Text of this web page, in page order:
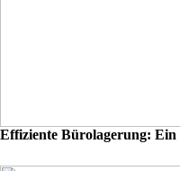
Effiziente Bürolagerung: